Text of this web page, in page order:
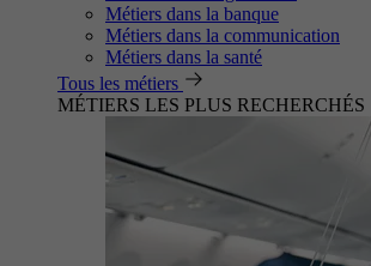
Métiers dans la banque
Métiers dans la communication
Métiers dans la santé
Tous les métiers
MÉTIERS LES PLUS RECHERCHÉS